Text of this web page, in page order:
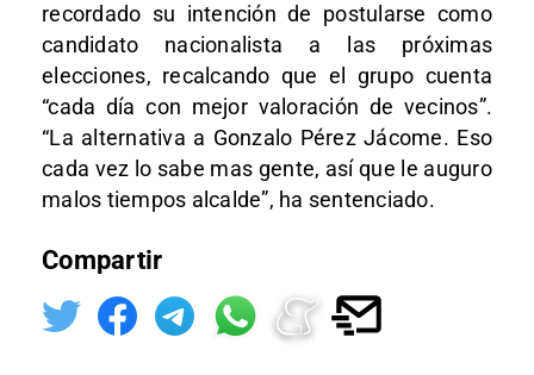
recordado su intención de postularse como
candidato nacionalista a las próximas
elecciones, recalcando que el grupo cuenta
“cada día con mejor valoración de vecinos”.
“La alternativa a Gonzalo Pérez Jácome. Eso
cada vez lo sabe mas gente, así que le auguro
malos tiempos alcalde”, ha sentenciado.
Compartir